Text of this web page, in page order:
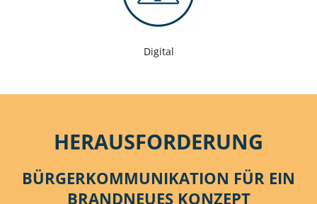
Digital
HERAUSFORDERUNG
BÜRGERKOMMUNIKATION FÜR EIN
BRANDNEUES KONZEPT